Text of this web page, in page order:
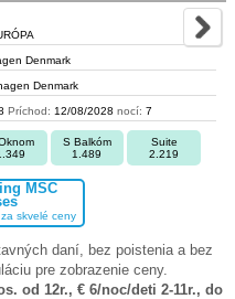
Denmark
Denmark
Príchod: 12/08/2028 nocí: 7
S Balkóm
1.489
Suite
2.219
MSC
skvelé ceny
daní, bez poistenia a bez
pre zobrazenie ceny.
od 12r., € 6/noc/deti 2-11r., do